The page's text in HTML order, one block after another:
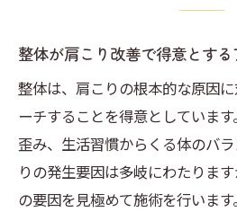
整体が肩こり改善で得意とす
整体は、肩こりの根本的な原因
ーチすることを得意としていま
歪み、生活習慣からくる体のバ
りの発生要因は多岐にわたりま
の要因を見極めて施術を行います。